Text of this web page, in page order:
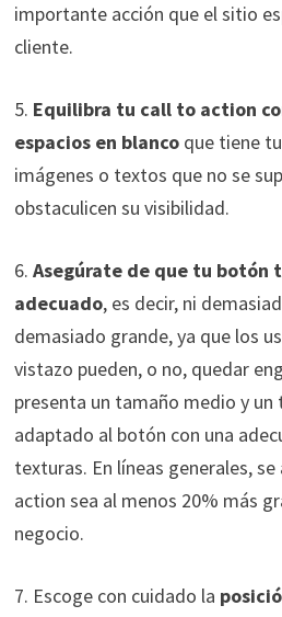
importante acción que el sitio
cliente.
5. Equilibra tu call to action
espacios en blancoque tiene
imágenes o textos que no se
obstaculicen su visibilidad.
6. Asegúrate de que tu botón
adecuado, es decir, ni
demasiado grande, ya que los
vistazo pueden, o no, quedar
presenta un tamaño medio y
adaptado al botón con una
texturas. En líneas generales,
action sea al menos 20% más
negocio.
7. Escoge con cuidado la